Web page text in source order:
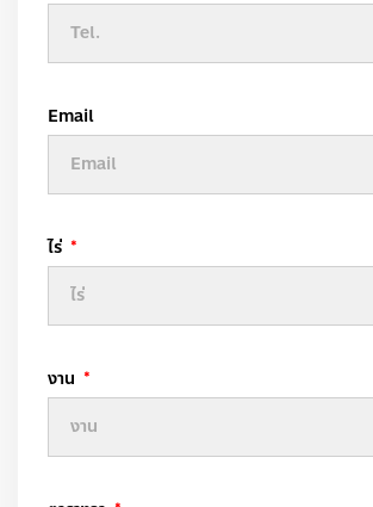
Email
ไร่
งาน